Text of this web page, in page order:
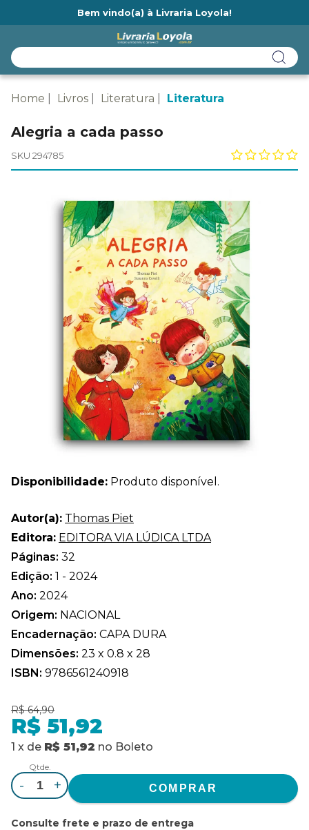
Bem vindo(a) à Livraria Loyola!
Home Livros Literatura Literatura
Alegria a cada passo
SKU 294785
Disponibilidade: Produto disponível.
Autor(a): Thomas Piet
Editora: EDITORA VIA LÚDICA LTDA
Páginas: 32
Edição: 1 - 2024
Ano: 2024
Origem: NACIONAL
Encadernação: CAPA DURA
Dimensões: 23 x 0.8 x 28
ISBN: 9786561240918
R$ 64,90
R$ 51,92
1 x de R$ 51,92 no Boleto
Qtde.
- +
Consulte frete e prazo de entrega